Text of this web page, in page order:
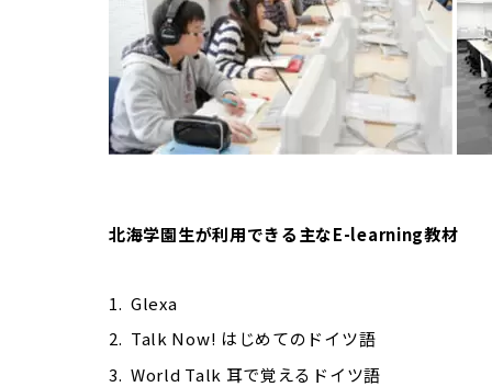
北海学園生が利用できる主なE-learning教材
Glexa
Talk Now! はじめてのドイツ語
World Talk 耳で覚えるドイツ語